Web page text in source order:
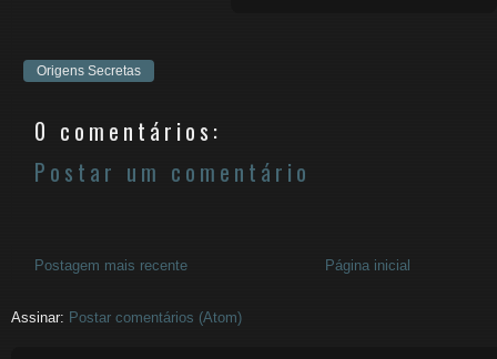
Origens Secretas
0 comentários:
Postar um comentário
Postagem mais recente Página inicial
Assinar: Postar comentários (Atom)